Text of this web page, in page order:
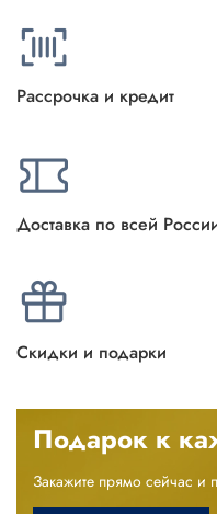
Рассрочка и кредит
Доставка по всей
Скидки и подарки
Подарок к
Закажите прямо сейчас и